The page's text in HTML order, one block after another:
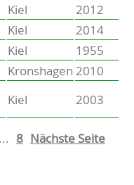
Kiel
2012
Kiel
2014
Kiel
1955
Kronshagen 2010
Kiel 2003
... 8 Nächste Seite